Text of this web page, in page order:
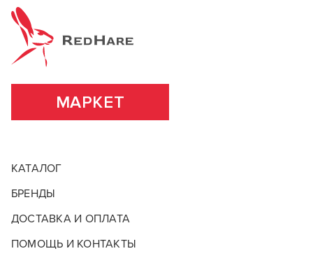
МАРКЕТ
КАТАЛОГ
БРЕНДЫ
ДОСТАВКА И ОПЛАТА
ПОМОЩЬ И КОНТАКТЫ